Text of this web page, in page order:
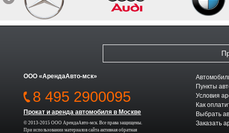
ООО «АрендаАвто-мск»
8 495 2900095
Прокат и аренда автомобиля в Москве
© 2013-2015 ООО АрендаАвто-мск. Все права защищены.
При использовании материалов сайта активная обратная
Пункты
Условия
Как
Выбрать
Заказать